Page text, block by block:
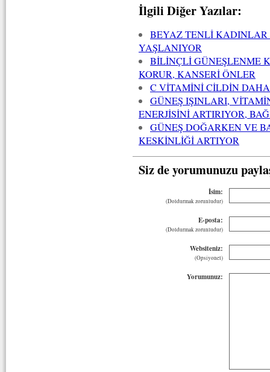
İlgili Diğer Yazılar:
BEYAZ TENLİ
YAŞLANIYOR
BİLİNÇLİ GÜNEŞLENME
KORUR, KANSERİ ÖNLER
C VİTAMİNİ CİLDİN
GÜNEŞ IŞINLARI,
ENERJİSİNİ ARTIRIYOR,
GÜNEŞ DOĞARKEN VE
KESKİNLİĞİ ARTIYOR
Siz de yorumunuzu
İsim:
(Doldurmak zorunludur)
E-posta:
(Doldurmak zorunludur)
Websiteniz:
(Opsiyonel)
Yorumunuz: